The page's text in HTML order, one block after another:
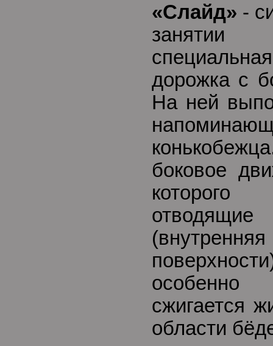
«Слайд» -
занятии
дорожка с
На ней
боковое
сжигается
области